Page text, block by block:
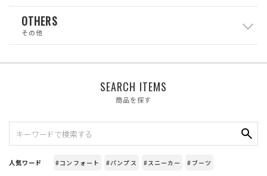
OTHERS
その他
SEARCH ITEMS
商品を探す
人気ワード #コンフォート #パンプス #スニーカー #ブーツ